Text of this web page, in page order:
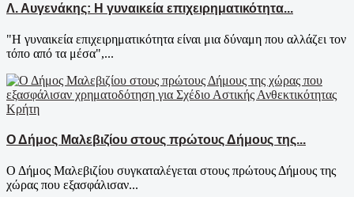
Λ. Αυγενάκης: Η γυναικεία επιχειρηματικότητα...
"Η γυναικεία επιχειρηματικότητα είναι μια δύναμη που αλλάζει τον
τόπο από τα μέσα",...
Κρήτη
Ο Δήμος Μαλεβιζίου στους πρώτους Δήμους της...
Ο Δήμος Μαλεβιζίου συγκαταλέγεται στους πρώτους Δήμους της
χώρας που εξασφάλισαν...